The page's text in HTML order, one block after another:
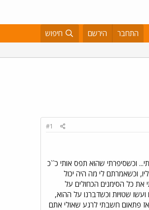
התחבר הירשם חיפוש
#1
וכשסיפרתי שהוא תפס אותי כ``כ
וכשאמרתם לי מה היה יכול
את כל הסימנים הכחולים על
ועשו שטויות וכשדברנו על ההוא,
אז פתאום חשבתי לרגע שאולי אתם